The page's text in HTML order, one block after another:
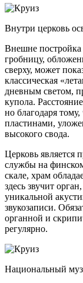
Внутри церковь
Внешне
гробницу,
сверху, может
классическая
дневным светом,
купола.
но благодаря
пластинами,
высокого свода.
Церковь является
службы на
скале, храм
здесь звучит
уникальной
звукозаписи.
органной и
регулярно.
Национальный